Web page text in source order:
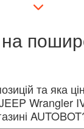
на
та яка
Wrangler